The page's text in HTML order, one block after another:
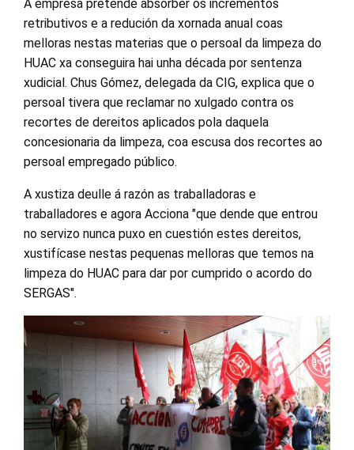
A empresa pretende absorber os incrementos
retributivos e a redución da xornada anual coas
melloras nestas materias que o persoal da limpeza do
HUAC xa conseguira hai unha década por sentenza
xudicial. Chus Gómez, delegada da CIG, explica que o
persoal tivera que reclamar no xulgado contra os
recortes de dereitos aplicados pola daquela
concesionaria da limpeza, coa escusa dos recortes ao
persoal empregado público.
A xustiza deulle á razón as traballadoras e
traballadores e agora Acciona "que dende que entrou
no servizo nunca puxo en cuestión estes dereitos,
xustifícase nestas pequenas melloras que temos na
limpeza do HUAC para dar por cumprido o acordo do
SERGAS".